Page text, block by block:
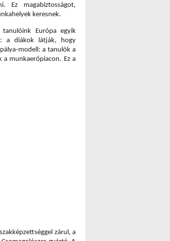
Ez magabiztosságot,
keresnek.
Európa egyik
a diákok látják, hogy
modell: a tanulók a
a munkaerőpiacon. Ez a
zárul, a